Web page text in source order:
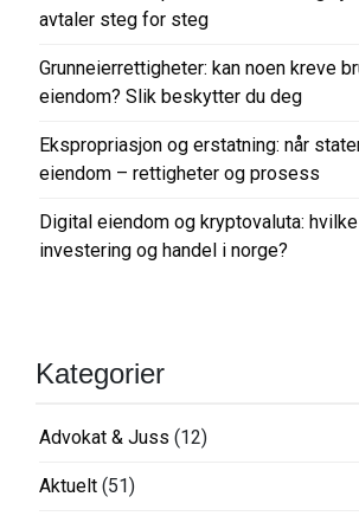
avtaler steg for steg
Grunneierrettigheter: kan noen kreve
eiendom? Slik beskytter du deg
Ekspropriasjon og erstatning: når
eiendom – rettigheter og prosess
Digital eiendom og kryptovaluta:
investering og handel i norge?
Kategorier
Advokat & Juss (12)
Aktuelt (51)